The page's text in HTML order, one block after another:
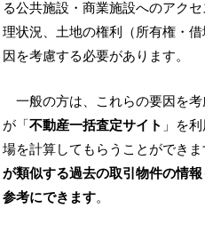
る公共施設・商業施設へのアク
理状況、土地の権利（所有権・
因を考慮する必要があります。
一般の方は、これらの要因を
が「不動産一括査定サイト 」を
場を計算してもらうことができま
が類似する過去の取引物件の情
参考にできます。